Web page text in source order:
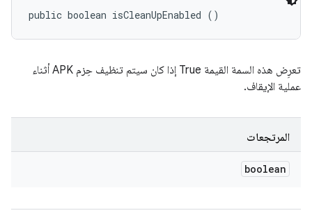
public boolean isCleanUpEnabled ()
تعرِض هذه السمة القيمة True إذا كان سيتم تنظيف حِزم APK أثناء
عملية الإيقاف.
المرتجعات
boolean